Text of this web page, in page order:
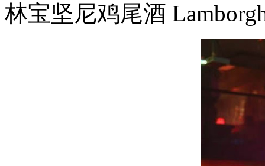
林宝坚尼鸡尾酒